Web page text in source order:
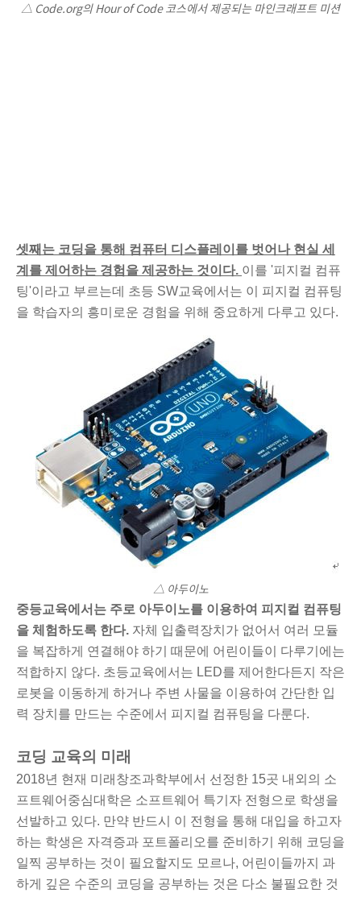
△ Code.org의 Hour of Code 코스에서 제공되는 마인크래프트 미션
셋째는 코딩을 통해 컴퓨터 디스플레이를 벗어나 현실 세
계를 제어하는 경험을 제공하는 것이다. 이를 '피지컬 컴퓨
팅'이라고 부르는데 초등 SW교육에서는 이 피지컬 컴퓨팅
을 학습자의 흥미로운 경험을 위해 중요하게 다루고 있다.
△ 아두이노
중등교육에서는 주로 아두이노를 이용하여 피지컬 컴퓨팅
을 체험하도록 한다. 자체 입출력장치가 없어서 여러 모듈
을 복잡하게 연결해야 하기 때문에 어린이들이 다루기에는
적합하지 않다. 초등교육에서는 LED를 제어한다든지 작은
로봇을 이동하게 하거나 주변 사물을 이용하여 간단한 입
력 장치를 만드는 수준에서 피지컬 컴퓨팅을 다룬다.
코딩 교육의 미래
2018년 현재 미래창조과학부에서 선정한 15곳 내외의 소
프트웨어중심대학은 소프트웨어 특기자 전형으로 학생을
선발하고 있다. 만약 반드시 이 전형을 통해 대입을 하고자
하는 학생은 자격증과 포트폴리오를 준비하기 위해 코딩을
일찍 공부하는 것이 필요할지도 모르나, 어린이들까지 과
하게 깊은 수준의 코딩을 공부하는 것은 다소 불필요한 것